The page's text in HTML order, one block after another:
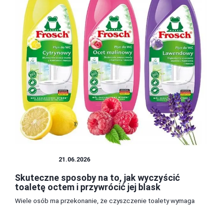
21.06.2026
Skuteczne sposoby na to, jak wyczyścić
toaletę octem i przywrócić jej blask
Wiele osób ma przekonanie, że czyszczenie toalety wymaga